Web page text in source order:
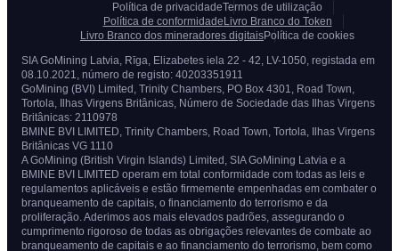
Política de privacidadeTermos de utilização
Política de conformidade Livro Branco do Token
Livro Branco dos mineradores digitaisPolítica de cookies
SIA GoMining Latvia, Rīga, Elizabetes iela 22 - 42, LV-1050, registada em
08.10.2021, número de registo: 40203351911
GoMining (BVI) Limited, Trinity Chambers, PO Box 4301, Road Town,
Tortola, Ilhas Virgens Britânicas, Número de Sociedade das Ilhas Virgens
Britânicas: 2110978
BMINE BVI LIMITED, Trinity Chambers, Road Town, Tortola, Ilhas Virgens
Britânicas VG 1110
A GoMining (British Virgin Islands) Limited, SIA GoMining Latvia e a
BMINE BVI LIMITED operam em total conformidade com todas as leis e
regulamentos aplicáveis e estão firmemente empenhadas em combater o
branqueamento de capitais, o financiamento do terrorismo e da
proliferação. Aderimos aos mais elevados padrões, assegurando o
cumprimento rigoroso de todas as obrigações relevantes de combate ao
branqueamento de capitais e ao financiamento do terrorismo, bem como